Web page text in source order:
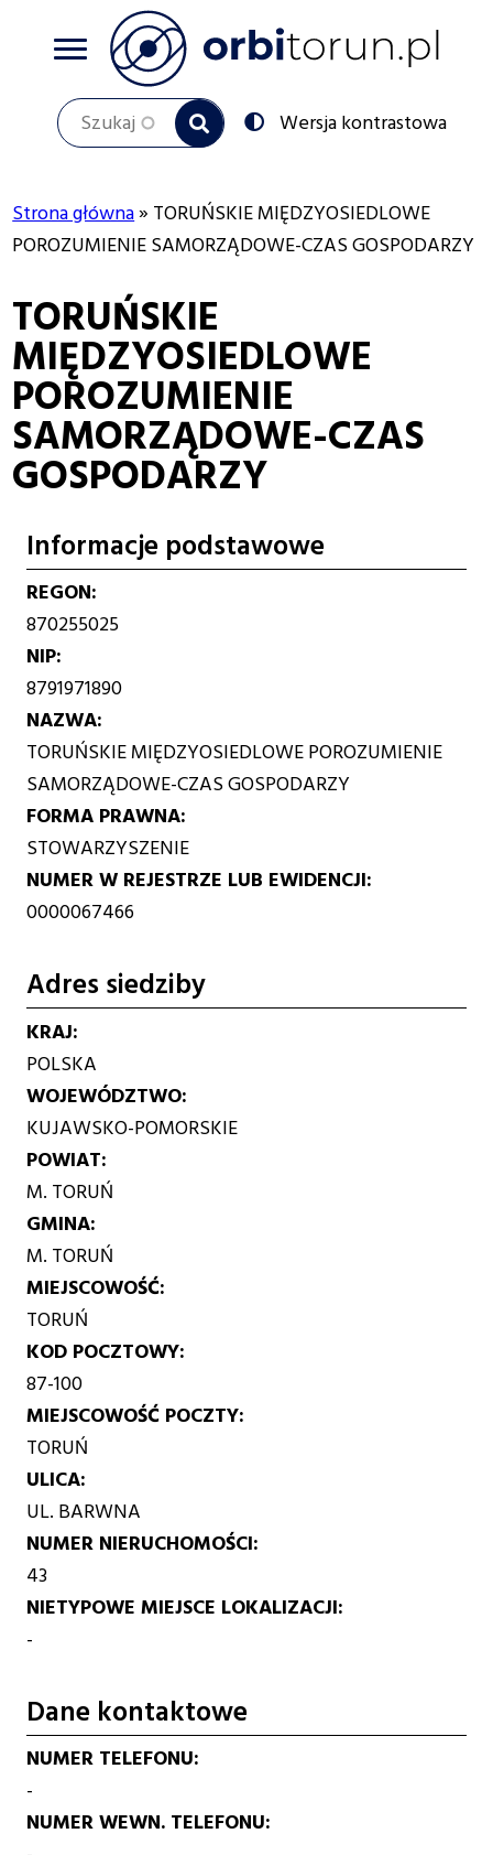
Szukaj
Przełącz
na:
Wersja kontrastowa
Ścieżka
nawigacyjna
Strona główna
TORUŃSKIE MIĘDZYOSIEDLOWE
POROZUMIENIE SAMORZĄDOWE-CZAS GOSPODARZY
TORUŃSKIE
MIĘDZYOSIEDLOWE
POROZUMIENIE
SAMORZĄDOWE-CZAS
GOSPODARZY
Informacje podstawowe
REGON
870255025
NIP
8791971890
NAZWA
TORUŃSKIE MIĘDZYOSIEDLOWE POROZUMIENIE
SAMORZĄDOWE-CZAS GOSPODARZY
FORMA PRAWNA
STOWARZYSZENIE
NUMER W REJESTRZE LUB EWIDENCJI
0000067466
Adres siedziby
KRAJ
POLSKA
WOJEWÓDZTWO
KUJAWSKO-POMORSKIE
POWIAT
M. TORUŃ
GMINA
M. TORUŃ
MIEJSCOWOŚĆ
TORUŃ
KOD POCZTOWY
87-100
MIEJSCOWOŚĆ POCZTY
TORUŃ
ULICA
UL. BARWNA
NUMER NIERUCHOMOŚCI
43
NIETYPOWE MIEJSCE LOKALIZACJI
-
Dane kontaktowe
NUMER TELEFONU
-
NUMER WEWN. TELEFONU